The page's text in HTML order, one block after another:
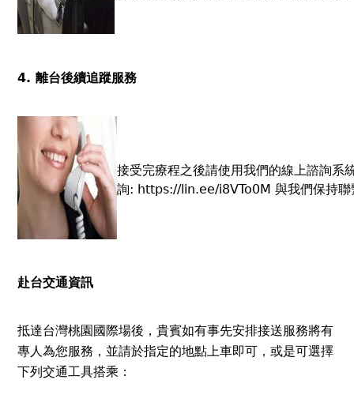
4. 離台後續追蹤服務
接受完療程之後請使用我們的線上諮詢系
詢: https://lin.ee/i8VTo0M 與我們保持
赴台交通資訊
抵達台灣桃園國際場後，貴賓如有事先安排接送服務將有
專人為您服務，並請於指定的地點上車即可，或是可選擇
下列交通工具搭乘：